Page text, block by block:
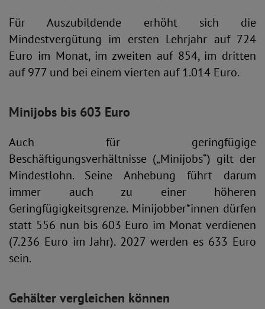
Für Auszubildende erhöht sich die
Mindestvergütung im ersten Lehrjahr auf 724
Euro im Monat, im zweiten auf 854, im dritten
auf 977 und bei einem vierten auf 1.014 Euro.
Minijobs bis 603 Euro
Auch für geringfügige
Beschäftigungsverhältnisse („Minijobs“) gilt der
Mindestlohn. Seine Anhebung führt darum
immer auch zu einer höheren
Geringfügigkeitsgrenze. Minijobber*innen dürfen
statt 556 nun bis 603 Euro im Monat verdienen
(7.236 Euro im Jahr). 2027 werden es 633 Euro
sein.
Gehälter vergleichen können